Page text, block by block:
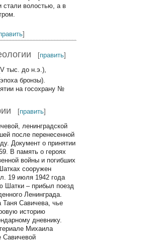
стали волостью, а в
]
[править]
тыс. до н.э.),
бронзы).
на госохрану №
[править]
ленинградской
после перенесенной
Документ о принятии
В память о героях
войны и погибших
сооружен
19 июля 1942 года
Шатки – прибыл поезд
Ленинграда.
Савичева, чье
историю
дневнику.
Михаила
Савичевой